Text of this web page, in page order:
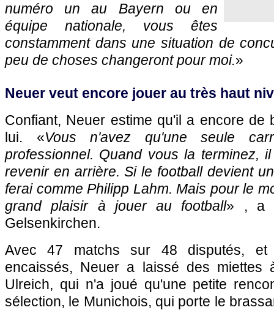
numéro un au Bayern ou en
équipe nationale, vous êtes
constamment dans une situation de
peu de choses changeront pour moi.»
Neuer veut encore jouer au très haut
Confiant, Neuer estime qu'il a encore de
lui. «Vous n'avez qu'une seule
professionnel. Quand vous la terminez,
revenir en arrière. Si le football devient
ferai comme Philipp Lahm. Mais pour le
grand plaisir à jouer au football» , a
Gelsenkirchen.
Avec 47 matchs sur 48 disputés, et
encaissés, Neuer a laissé des miettes
Ulreich, qui n'a joué qu'une petite
sélection, le Munichois, qui porte le